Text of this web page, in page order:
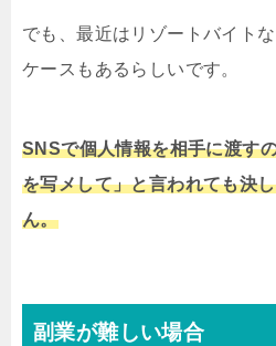
でも、最近はリゾートバイト
ケースもあるらしいです。
SNSで個人情報を相手に渡す
を写メして」と言われても決
ん。
副業が難しい場合